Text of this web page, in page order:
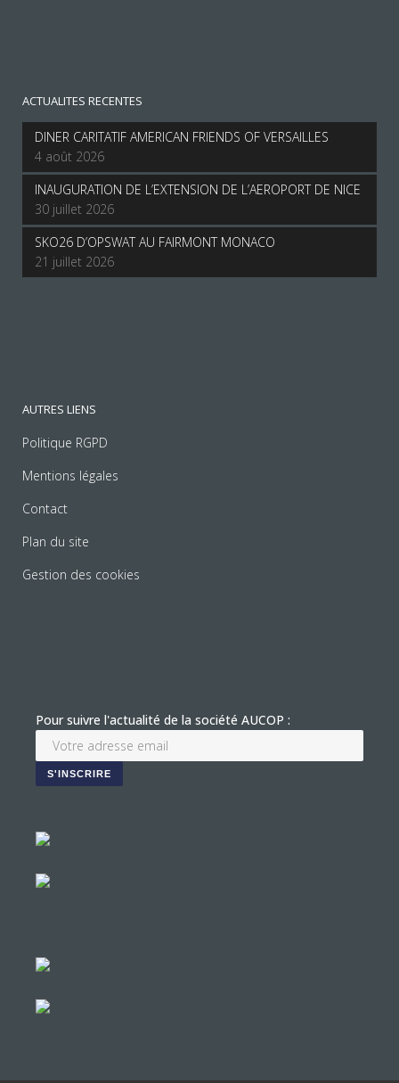
ACTUALITES RECENTES
DINER CARITATIF AMERICAN FRIENDS OF VERSAILLES
4 août 2026
INAUGURATION DE L’EXTENSION DE L’AEROPORT DE NICE
30 juillet 2026
SKO26 D’OPSWAT AU FAIRMONT MONACO
21 juillet 2026
AUTRES LIENS
Politique RGPD
Mentions légales
Contact
Plan du site
Gestion des cookies
Pour suivre l'actualité de la société AUCOP :